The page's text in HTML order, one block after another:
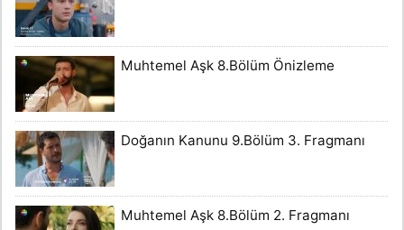
Muhtemel Aşk 8.Bölüm Önizleme
Doğanın Kanunu 9.Bölüm 3. Fragmanı
Muhtemel Aşk 8.Bölüm 2. Fragmanı